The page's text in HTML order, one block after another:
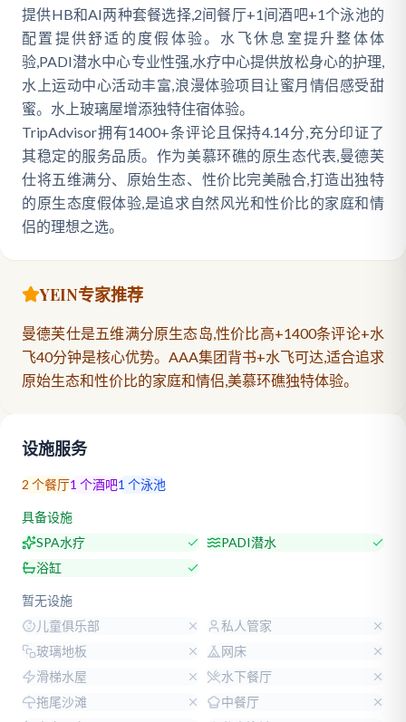
提供HB和AI两种套餐选择,2间餐厅+1间酒吧+1个泳池的
配置提供舒适的度假体验。水飞休息室提升整体体
验,PADI潜水中心专业性强,水疗中心提供放松身心的护理,
水上运动中心活动丰富,浪漫体验项目让蜜月情侣感受甜
蜜。水上玻璃屋增添独特住宿体验。
TripAdvisor拥有1400+条评论且保持4.14分,充分印证了
其稳定的服务品质。作为美慕环礁的原生态代表,曼德芙
仕将五维满分、原始生态、性价比完美融合,打造出独特
的原生态度假体验,是追求自然风光和性价比的家庭和情
侣的理想之选。
YEIN专家推荐
曼德芙仕是五维满分原生态岛,性价比高+1400条评论+水
飞40分钟是核心优势。AAA集团背书+水飞可达,适合追求
原始生态和性价比的家庭和情侣,美慕环礁独特体验。
设施服务
2 个餐厅1 个酒吧1 个泳池
具备设施
SPA水疗
PADI潜水
浴缸
暂无设施
儿童俱乐部
私人管家
玻璃地板
网床
滑梯水屋
水下餐厅
拖尾沙滩
中餐厅